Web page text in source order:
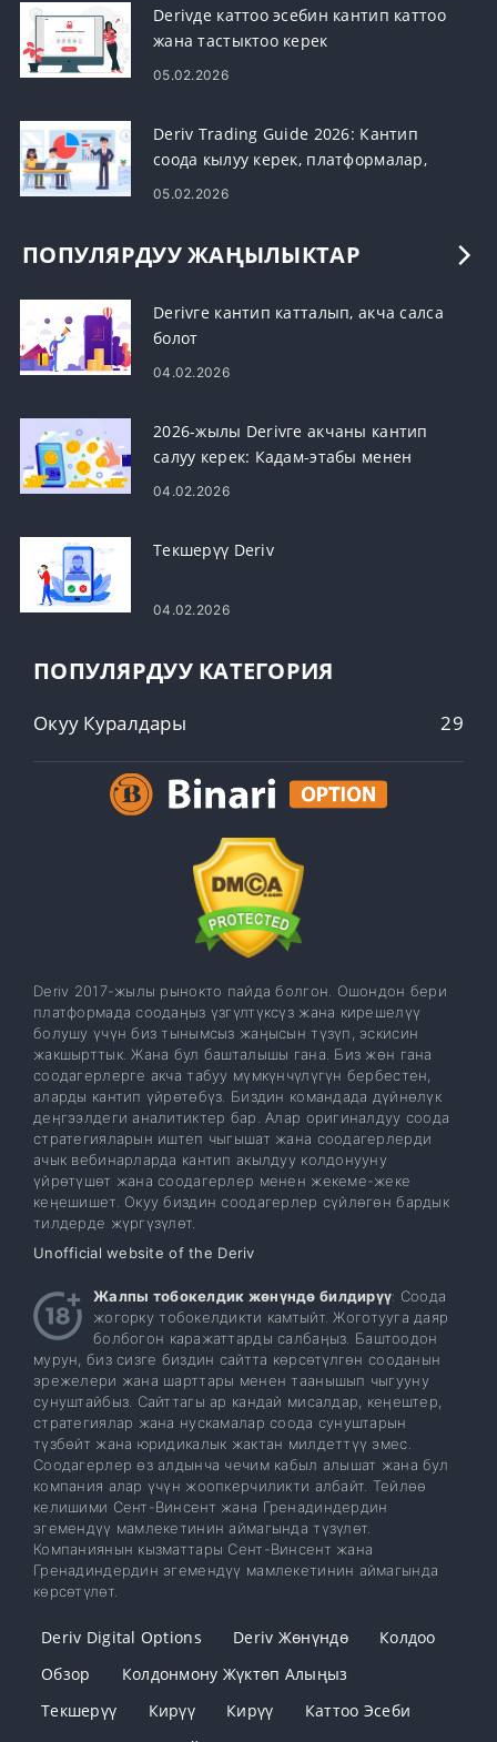
Derivде каттоо эсебин кантип каттоо
жана тастыктоо керек
05.02.2026
Deriv Trading Guide 2026: Кантип
соода кылуу керек, платформалар,
стратегиялар жана тобокелдиктерди
05.02.2026
ПОПУЛЯРДУУ ЖАҢЫЛЫКТАР
Derivге кантип катталып, акча салса
болот
04.02.2026
2026-жылы Derivге акчаны кантип
салуу керек: Кадам-этабы менен
каржылоо колдонмосу, жыйымдар
04.02.2026
Текшерүү Deriv
04.02.2026
ПОПУЛЯРДУУ КАТЕГОРИЯ
Окуу Куралдары 29
Deriv 2017-жылы рынокто пайда болгон. Ошондон бери
платформада соодаңыз үзгүлтүксүз жана кирешелүү
болушу үчүн биз тынымсыз жаңысын түзүп, эскисин
жакшырттык. Жана бул башталышы гана. Биз жөн гана
соодагерлерге акча табуу мүмкүнчүлүгүн бербестен,
аларды кантип үйрөтөбүз. Биздин командада дүйнөлүк
деңгээлдеги аналитиктер бар. Алар оригиналдуу соода
стратегияларын иштеп чыгышат жана соодагерлерди
ачык вебинарларда кантип акылдуу колдонууну
үйрөтүшөт жана соодагерлер менен жекеме-жеке
кеңешишет. Окуу биздин соодагерлер сүйлөгөн бардык
тилдерде жүргүзүлөт.
Unofficial website of the Deriv
Жалпы тобокелдик жөнүндө билдирүү: Соода
жогорку тобокелдикти камтыйт. Жоготууга даяр
болбогон каражаттарды салбаңыз. Баштоодон
мурун, биз сизге биздин сайтта көрсөтүлгөн сооданын
эрежелери жана шарттары менен таанышып чыгууну
сунуштайбыз. Сайттагы ар кандай мисалдар, кеңештер,
стратегиялар жана нускамалар соода сунуштарын
түзбөйт жана юридикалык жактан милдеттүү эмес.
Соодагерлер өз алдынча чечим кабыл алышат жана бул
компания алар үчүн жоопкерчиликти албайт. Тейлөө
келишими Сент-Винсент жана Гренадиндердин
эгемендүү мамлекетинин аймагында түзүлөт.
Компаниянын кызматтары Сент-Винсент жана
Гренадиндердин эгемендүү мамлекетинин аймагында
көрсөтүлөт.
Deriv Digital Options Deriv Жөнүндө
Колдоо
Обзор
Колдонмону Жүктөп Алыңыз
Текшерүү
Кирүү Кирүү
Каттоо Эсеби